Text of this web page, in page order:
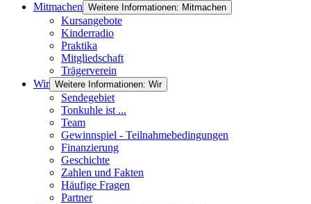
Mitmachen Weitere Informationen: Mitmachen
Kursangebote
Kinderradio
Praktika
Mitgliedschaft
Trägerverein
Wir Weitere Informationen: Wir
Sendegebiet
Tonkuhle ist ...
Team
Gewinnspiel - Teilnahmebedingungen
Finanzierung
Geschichte
Zahlen und Fakten
Häufige Fragen
Partner